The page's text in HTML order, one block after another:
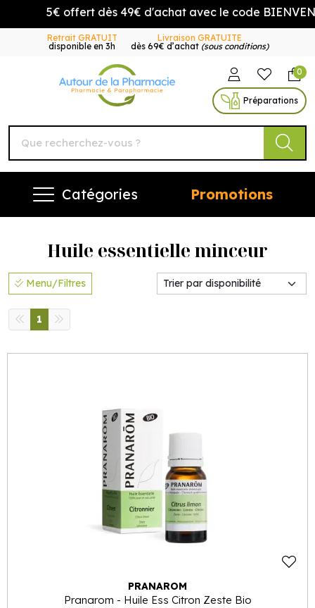
5€ offert dès 49€ d'achat avec le code
Retrait GRATUIT
disponible en 3h
Livraison GRATUITE
dès 69€ d’achat (sous conditions)
Autour de la Pharmacie
0
Préparations
Catégories Promotions
Huile essentielle minceur
Menu/Filtres
1
PRANAROM
Pranarom - Huile Ess Citron Zeste Bio